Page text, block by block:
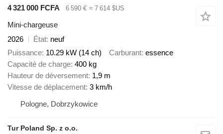
4 321 000 FCFA 6 590 € ≈ 7 614 $US
Mini-chargeuse
2026
État neuf
Puissance 10.29 kW (14 ch) Carburant essence
Capacité de charge 400 kg
Hauteur de déversement 1,9 m
Vitesse de déplacement 3 km/h
Pologne, Dobrzykowice
Tur Poland Sp. z o.o.